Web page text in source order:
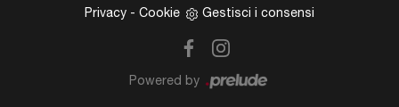
Privacy - Cookie Gestisci i consensi
Powered by